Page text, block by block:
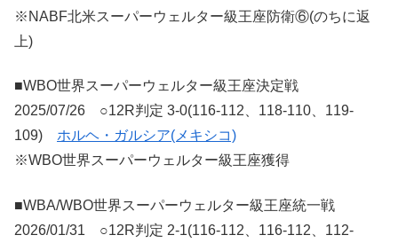
※NABF北米スーパーウェルター級王座防衛⑥(のちに返
上)
■WBO世界スーパーウェルター級王座決定戦
2025/07/26 ○12R判定 3-0(116-112、118-110、119-
109) ホルヘ・ガルシア(メキシコ)
※WBO世界スーパーウェルター級王座獲得
■WBA/WBO世界スーパーウェルター級王座統一戦
2026/01/31 ○12R判定 2-1(116-112、116-112、112-